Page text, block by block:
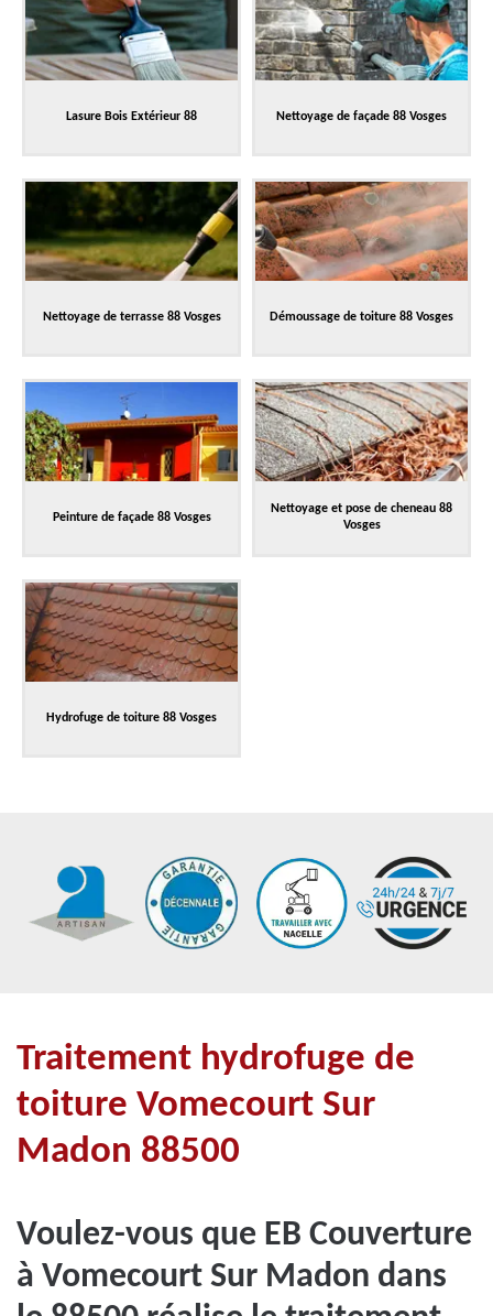
Lasure Bois Extérieur 88 Nettoyage de façade 88 Vosges
Nettoyage de terrasse 88 Vosges Démoussage de toiture 88 Vosges
Peinture de façade 88 Vosges
Nettoyage et pose de cheneau 88
Vosges
Hydrofuge de toiture 88 Vosges
Traitement hydrofuge de
toiture Vomecourt Sur
Madon 88500
Voulez-vous que EB Couverture
à Vomecourt Sur Madon dans